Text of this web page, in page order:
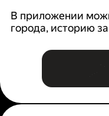
В приложении
города, историю